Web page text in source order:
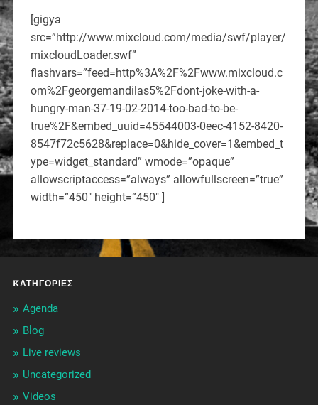
[gigya
src=”http://www.mixcloud.com/media/swf/player/
mixcloudLoader.swf”
flashvars=”feed=http%3A%2F%2Fwww.mixcloud.c
om%2Fgeorgemandilas5%2Fdont-joke-with-a-
hungry-man-37-19-02-2014-too-bad-to-be-
true%2F&embed_uuid=45544003-0eec-4152-8420-
8547f72c5628&replace=0&hide_cover=1&embed_t
ype=widget_standard” wmode=”opaque”
allowscriptaccess=”always” allowfullscreen=”true”
width=”450″ height=”450″ ]
KΑΤΗΓΟΡΊΕΣ
Agenda
Blog
Live reviews
Uncategorized
Videos